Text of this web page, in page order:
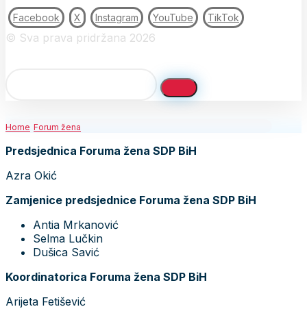
Facebook X Instagram YouTube TikTok
© Sva prava pridržana 2026
Home Forum žena
Predsjednica Foruma žena SDP BiH
Azra Okić
Zamjenice predsjednice Foruma žena SDP BiH
Antia Mrkanović
Selma Lučkin
Dušica Savić
Koordinatorica Foruma žena SDP BiH
Arijeta Fetišević